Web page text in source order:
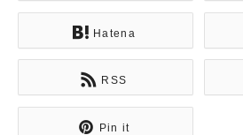
Hatena
RSS
Pin it